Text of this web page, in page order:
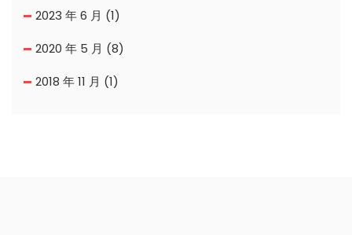
2023 年 6 月 (1)
2020 年 5 月 (8)
2018 年 11 月 (1)